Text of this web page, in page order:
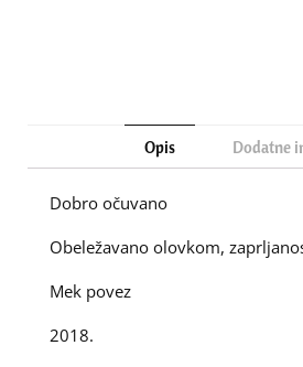
Opis Dodatne
Dobro očuvano
Obeležavano olovkom,
Mek povez
2018.